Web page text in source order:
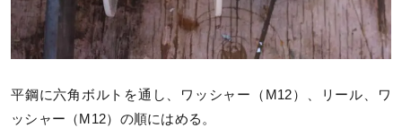
平鋼に六角ボルトを通し、ワッシャー（M12）、リール、ワ
ッシャー（M12）の順にはめる。